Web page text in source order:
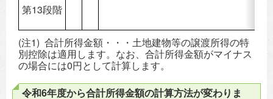
第13段階
(注1) 合計所得金額・・・土地建物等の譲渡所得の特
別控除は適用します。なお、合計所得金額がマイナス
の場合には0円として計算します。
令和6年度から合計所得金額の計算方法が変わりま